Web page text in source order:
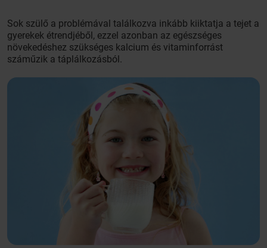
Sok szülő a problémával találkozva inkább kiiktatja a tejet a
gyerekek étrendjéből, ezzel azonban az egészséges
növekedéshez szükséges kalcium és vitaminforrást
száműzik a táplálkozásból.